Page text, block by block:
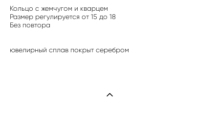
Кольцо с жемчугом и кварцем
Размер регулируется от 15 до 18
Без повтора
ювелирный сплав покрыт серебром